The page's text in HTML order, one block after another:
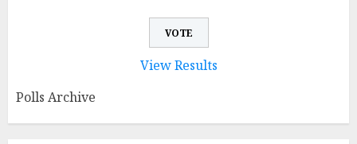
View Results
Polls Archive